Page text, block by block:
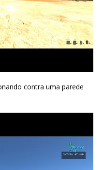
contra uma parede